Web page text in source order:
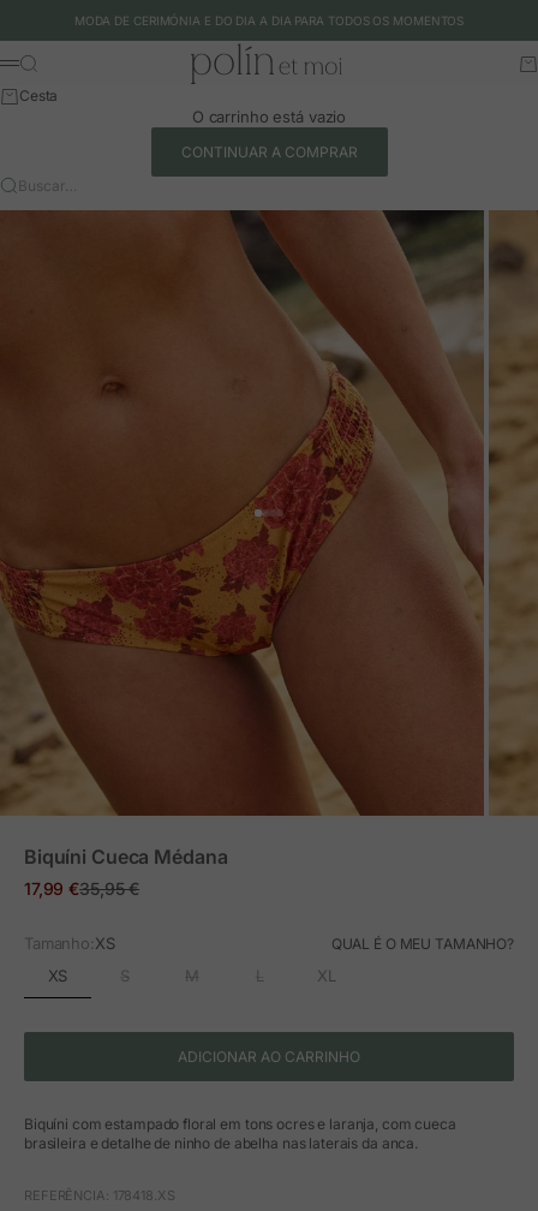
MODA DE CERIMÓNIA E DO DIA A DIA PARA TODOS OS MOMENTOS
Polín et moi - EU
Menu
Buscar
Cesta
O carrinho está vazio
CONTINUAR A COMPRAR
Buscar…
Ir para o artigo 1
Ir para o artigo 2
Ir para o artigo 3
Ir para o artigo 4
Biquíni Cueca Médana
Preço em promoção
17,99 €Preço normal
35,95 €
Tamanho:XS QUAL É O MEU TAMANHO?
XS S M L XL
ADICIONAR AO CARRINHO
Biquíni com estampado floral em tons ocres e laranja, com cueca
brasileira e detalhe de ninho de abelha nas laterais da anca.
REFERÊNCIA: 178418.XS